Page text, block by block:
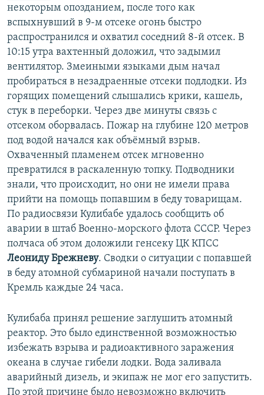
некоторым опозданием, после того как
вспыхнувший в 9-м отсеке огонь быстро
распространился и охватил соседний 8-й отсек. В
10:15 утра вахтенный доложил, что задымил
вентилятор. Змеиными языками дым начал
пробираться в незадраенные отсеки подлодки. Из
горящих помещений слышались крики, кашель,
стук в переборки. Через две минуты связь с
отсеком оборвалась. Пожар на глубине 120 метров
под водой начался как объёмный взрыв.
Охваченный пламенем отсек мгновенно
превратился в раскаленную топку. Подводники
знали, что происходит, но они не имели права
прийти на помощь попавшим в беду товарищам.
По радиосвязи Кулибабе удалось сообщить об
аварии в штаб Военно-морского флота СССР. Через
полчаса об этом доложили генсеку ЦК КПСС
Леониду Брежневу. Сводки о ситуации с попавшей
в беду атомной субмариной начали поступать в
Кремль каждые 24 часа.
Кулибаба принял решение заглушить атомный
реактор. Это было единственной возможностью
избежать взрыва и радиоактивного заражения
океана в случае гибели лодки. Вода заливала
аварийный дизель, и экипаж не мог его запустить.
По этой причине было невозможно включить